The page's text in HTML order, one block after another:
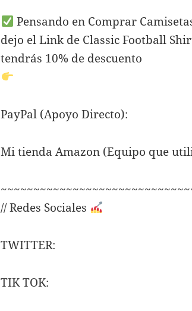
Pensando en Comprar
dejo el Link de Classic Football
tendrás 10% de descuento
PayPal (Apoyo Directo):
Mi tienda Amazon (Equipo que
// Redes Sociales
TWITTER:
TIK TOK: